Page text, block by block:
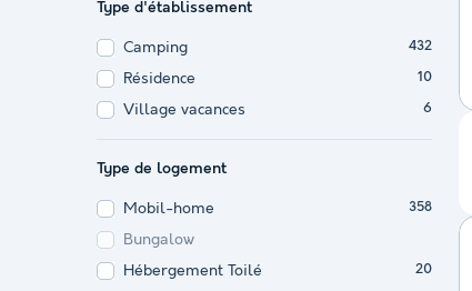
Type d'établissement
Camping 432
Résidence 10
Village vacances 6
Type de logement
Mobil-home 358
Bungalow
Hébergement Toilé
20